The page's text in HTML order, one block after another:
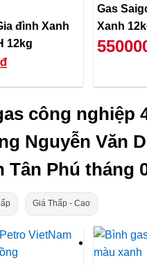
đình Xanh
12kg
Gas
Xanh
công nghiệp
Nguyễn Văn
Tân Phú tháng
Giá Thấp - Cao